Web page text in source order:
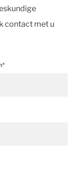
contact met u